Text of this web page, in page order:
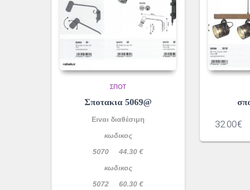
ΣΠΌΤ
Σποτακια 5069@
Ειναι διαθέσιμη
κωδικος
5070 44.30 €
κωδικος
5072 60.30 €
32.00€